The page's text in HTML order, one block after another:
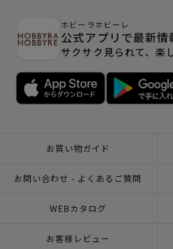
ホビーラホビーレ
公式アプリで最新情
サクサク見られて、楽
お買い物ガイド
お問い合わせ - よくあるご質問
WEBカタログ
お客様レビュー